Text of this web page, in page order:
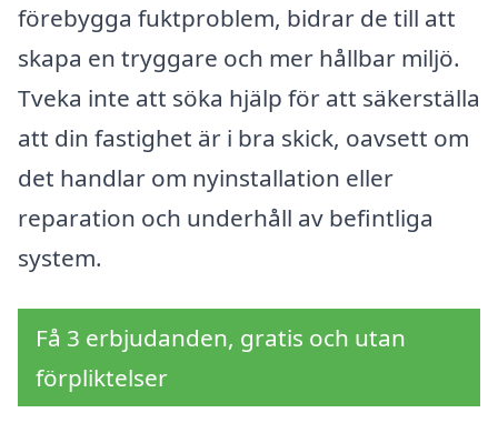
förebygga fuktproblem, bidrar de till att
skapa en tryggare och mer hållbar miljö.
Tveka inte att söka hjälp för att säkerställa
att din fastighet är i bra skick, oavsett om
det handlar om nyinstallation eller
reparation och underhåll av befintliga
system.
Få 3 erbjudanden, gratis och utan
förpliktelser